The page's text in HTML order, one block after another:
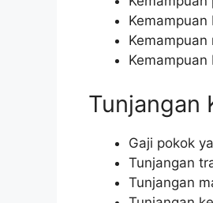
Tunjangan
Gaji pokok
Tunjangan
Tunjangan